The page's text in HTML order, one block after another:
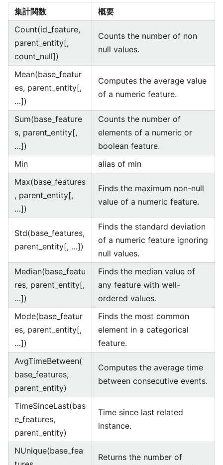
集計関数
概要
Count(id_feature,
parent_entity[,
count_null])
Counts the number of non
null values.
Mean(base_featur
es, parent_entity[,
…])
Computes the average value
of a numeric feature.
Sum(base_feature
s, parent_entity[,
…])
Counts the number of
elements of a numeric or
boolean feature.
Min
alias of min
Max(base_features
, parent_entity[,
…])
Finds the maximum non-null
value of a numeric feature.
Std(base_features,
parent_entity[, …])
Finds the standard deviation
of a numeric feature ignoring
null values.
Median(base_featu
res, parent_entity[,
…])
Finds the median value of
any feature with well-
ordered values.
Mode(base_featur
es, parent_entity[,
…])
Finds the most common
element in a categorical
feature.
AvgTimeBetween(
base_features,
parent_entity)
Computes the average time
between consecutive events.
TimeSinceLast(bas
e_features,
parent_entity)
Time since last related
instance.
NUnique(base_fea
Returns the number of